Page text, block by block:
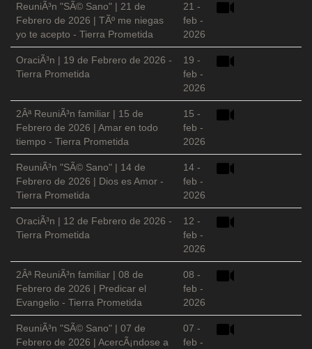
ReuniÃ³n "SÃ© Sano" | 21 de
Febrero de 2026 | TÃº me niegas
yo te acepto - Tierra Prometida
21 -
feb -
2026
OraciÃ³n | 19 de Febrero de 2026 -
Tierra Prometida
19 -
feb -
2026
2Âª ReuniÃ³n familiar | 15 de
Febrero de 2026 | Amar en todo
tiempo - Tierra Prometida
15 -
feb -
2026
ReuniÃ³n "SÃ© Sano" | 14 de
Febrero de 2026 | Dios es Amor -
Tierra Prometida
14 -
feb -
2026
OraciÃ³n | 12 de Febrero de 2026 -
Tierra Prometida
12 -
feb -
2026
2Âª ReuniÃ³n familiar | 08 de
Febrero de 2026 | Predicar el
Evangelio - Tierra Prometida
08 -
feb -
2026
ReuniÃ³n "SÃ© Sano" | 07 de
Febrero de 2026 | AcercÃ¡ndose a
07 -
feb -